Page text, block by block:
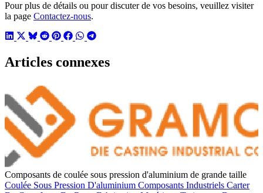
Pour plus de détails ou pour discuter de vos besoins, veuillez visiter
la page Contactez-nous.
Articles connexes
Composants de coulée sous pression d'aluminium de grande taille
Coulée Sous Pression D'aluminium Composants Industriels Carter